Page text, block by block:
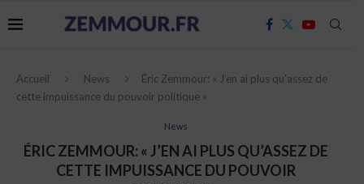
Accueil News
Éric Zemmour: « J’en ai plus qu’assez de
cette impuissance du pouvoir politique »
News
ÉRIC ZEMMOUR: « J’EN AI PLUS QU’ASSEZ DE
CETTE IMPUISSANCE DU POUVOIR